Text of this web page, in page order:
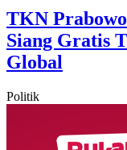
TKN
Siang Gratis
Global
Politik